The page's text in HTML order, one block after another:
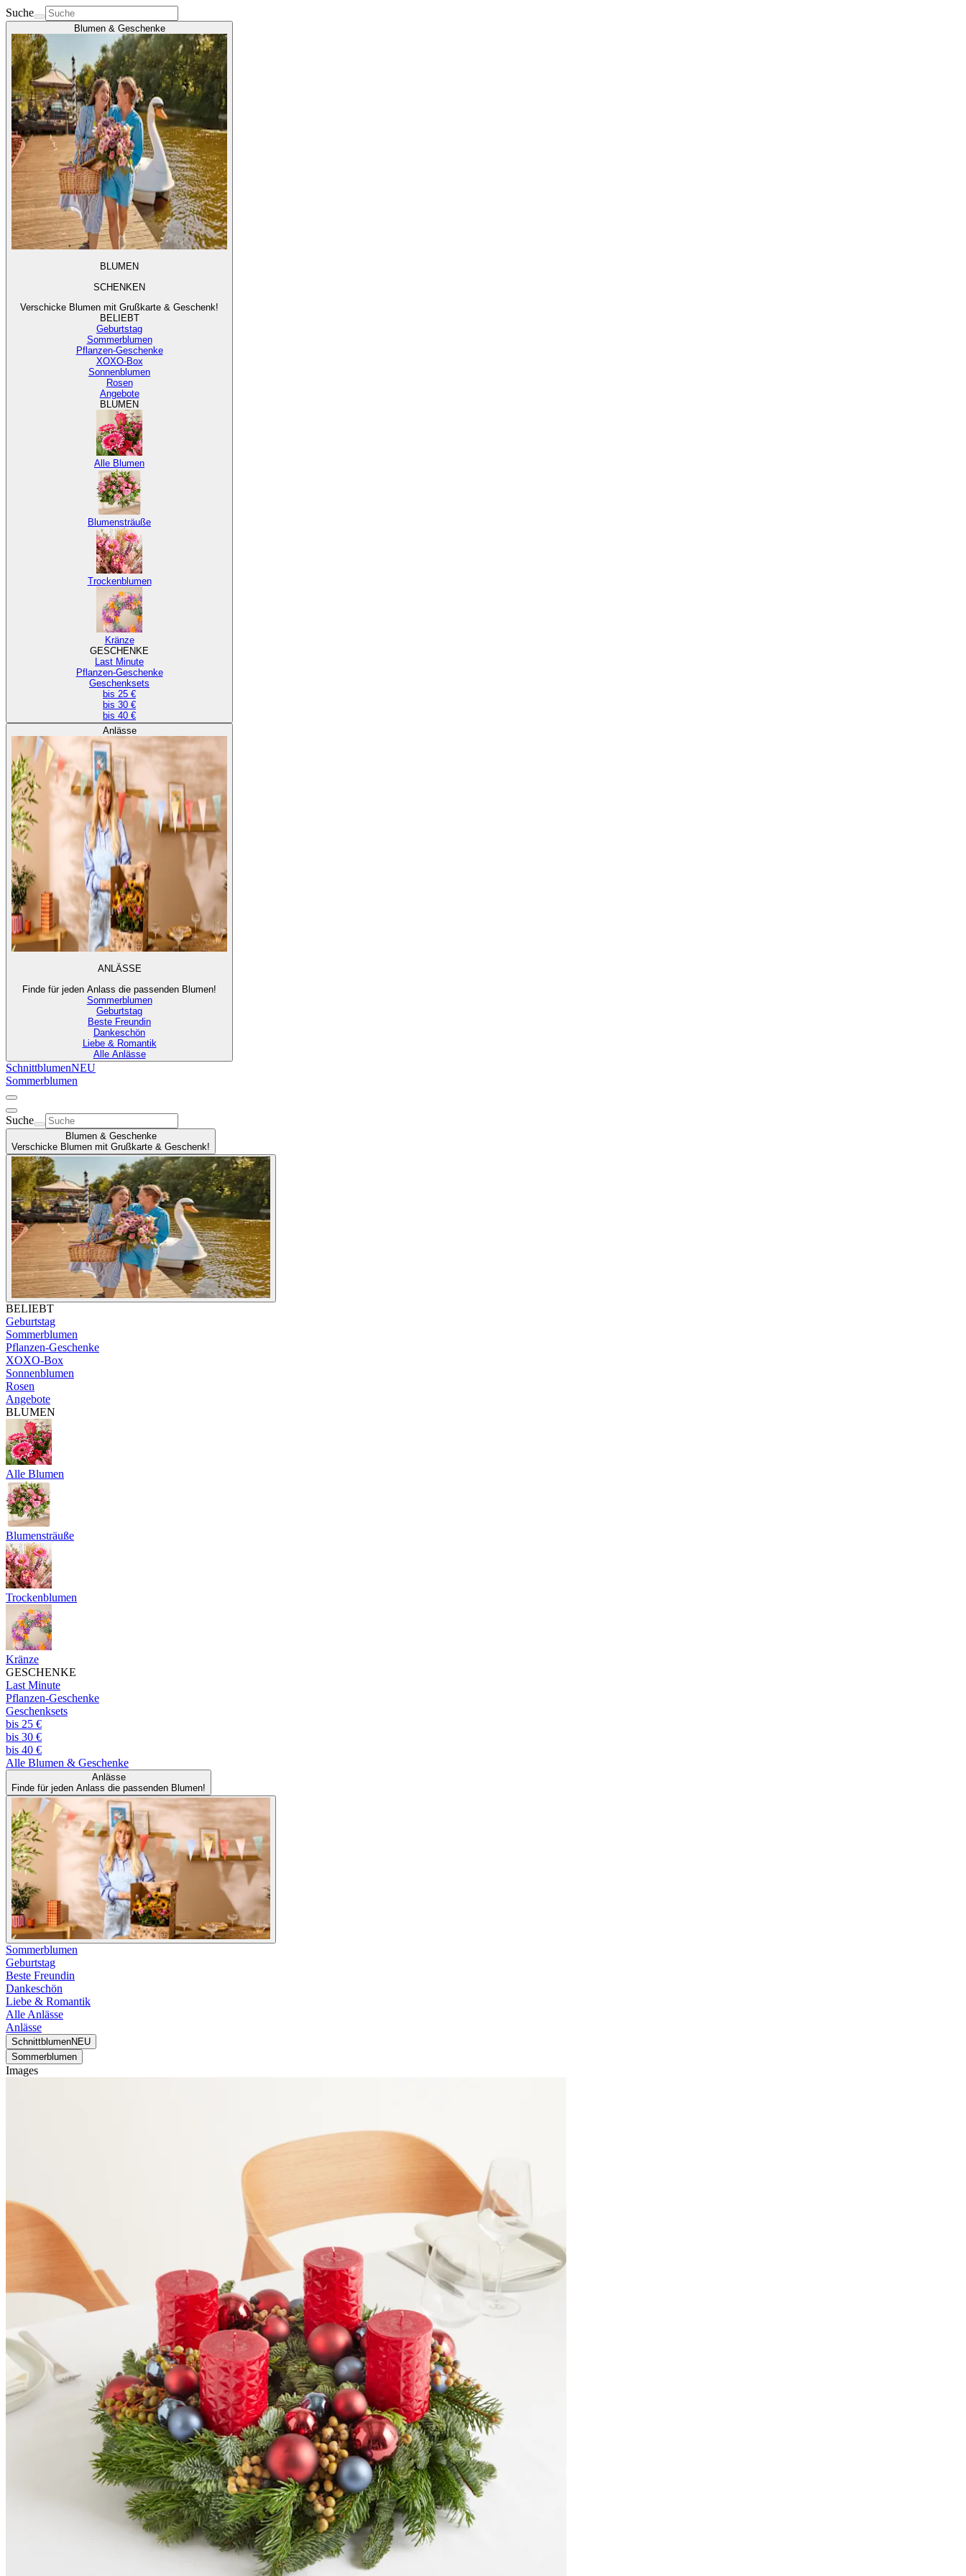
Suche
Blumen & Geschenke
BLUMEN
SCHENKEN
Verschicke Blumen mit Grußkarte & Geschenk!
BELIEBT
Geburtstag
Sommerblumen
Pflanzen-Geschenke
XOXO-Box
Sonnenblumen
Rosen
Angebote
BLUMEN
Alle Blumen
Blumensträuße
Trockenblumen
Kränze
GESCHENKE
Last Minute
Pflanzen-Geschenke
Geschenksets
bis 25 €
bis 30 €
bis 40 €
Anlässe
ANLÄSSE
Finde für jeden Anlass die passenden Blumen!
Sommerblumen
Geburtstag
Beste Freundin
Dankeschön
Liebe & Romantik
Alle Anlässe
SchnittblumenNEU
Sommerblumen
Suche
Blumen & Geschenke
Verschicke Blumen mit Grußkarte & Geschenk!
BELIEBT
Geburtstag
Sommerblumen
Pflanzen-Geschenke
XOXO-Box
Sonnenblumen
Rosen
Angebote
BLUMEN
Alle Blumen
Blumensträuße
Trockenblumen
Kränze
GESCHENKE
Last Minute
Pflanzen-Geschenke
Geschenksets
bis 25 €
bis 30 €
bis 40 €
Alle Blumen & Geschenke
Anlässe
Finde für jeden Anlass die passenden Blumen!
Sommerblumen
Geburtstag
Beste Freundin
Dankeschön
Liebe & Romantik
Alle Anlässe
Anlässe
SchnittblumenNEU
Sommerblumen
Images